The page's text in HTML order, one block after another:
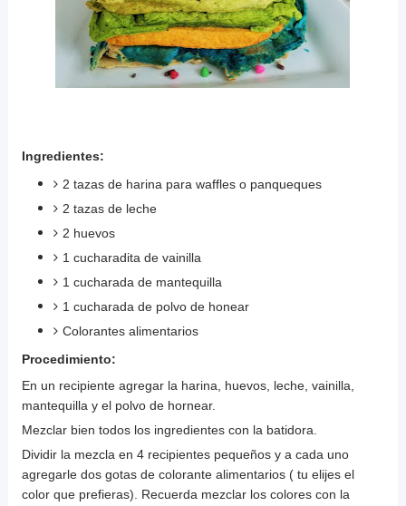
Ingredientes:
2 tazas de harina para waffles o panqueques
2 tazas de leche
2 huevos
1 cucharadita de vainilla
1 cucharada de mantequilla
1 cucharada de polvo de honear
Colorantes alimentarios
Procedimiento:
En un recipiente agregar la harina, huevos, leche, vainilla,
mantequilla y el polvo de hornear.
Mezclar bien todos los ingredientes con la batidora.
Dividir la mezcla en 4 recipientes pequeños y a cada uno
agregarle dos gotas de colorante alimentarios ( tu elijes el
color que prefieras). Recuerda mezclar los colores con la